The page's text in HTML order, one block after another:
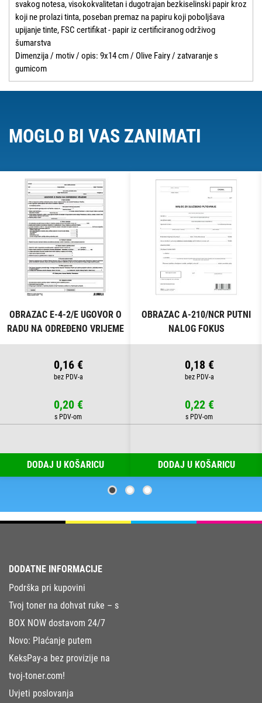
svakog notesa, visokokvalitetan i dugotrajan bezkiselinski papir kroz
koji ne prolazi tinta, poseban premaz na papiru koji poboljšava
upijanje tinte, FSC certifikat - papir iz certificiranog održivog
šumarstva
Dimenzija / motiv / opis: 9x14 cm / Olive Fairy / zatvaranje s
gumicom
MOGLO BI VAS ZANIMATI
OBRAZAC E-4-2/E UGOVOR O
RADU NA ODREĐENO VRIJEME
FOKUS
0,16 €
0,20 €
DODAJ U KOŠARICU
OBRAZAC A-210/NCR PUTNI
NALOG FOKUS
0,18 €
0,22 €
DODAJ U KOŠARICU
DODATNE INFORMACIJE
Podrška pri kupovini
Tvoj toner na dohvat ruke – s
BOX NOW dostavom 24/7
Novo: Plaćanje putem
KeksPay-a bez provizije na
tvoj-toner.com!
Uvjeti poslovanja